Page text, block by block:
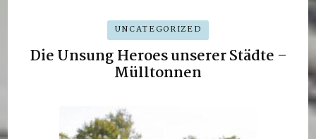
UNCATEGORIZED
Die Unsung Heroes unserer Städte –
Mülltonnen